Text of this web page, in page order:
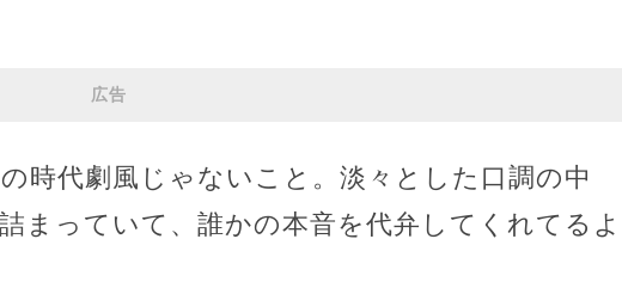
広告
時代劇風じゃないこと。淡々とした口調の中
まっていて、誰かの本音を代弁してくれてるよ